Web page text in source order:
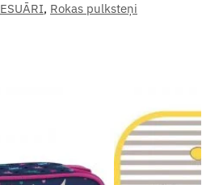
, Rokas pulksteņi